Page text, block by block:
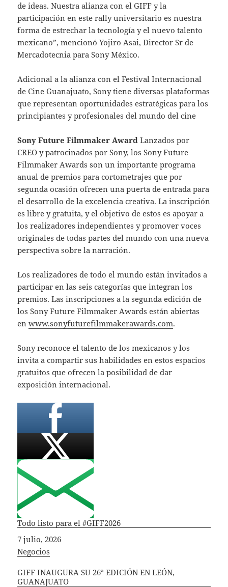
de ideas. Nuestra alianza con el GIFF y la
participación en este rally universitario es nuestra
forma de estrechar la tecnología y el nuevo talento
mexicano”, mencionó Yojiro Asai, Director Sr de
Mercadotecnia para Sony México.
Adicional a la alianza con el Festival Internacional
de Cine Guanajuato, Sony tiene diversas plataformas
que representan oportunidades estratégicas para los
principiantes y profesionales del mundo del cine
Sony Future Filmmaker AwardLanzados por
CREO y patrocinados por Sony, los Sony Future
Filmmaker Awards son un importante programa
anual de premios para cortometrajes que por
segunda ocasión ofrecen una puerta de entrada para
el desarrollo de la excelencia creativa. La inscripción
es libre y gratuita, y el objetivo de estos es apoyar a
los realizadores independientes y promover voces
originales de todas partes del mundo con una nueva
perspectiva sobre la narración.
Los realizadores de todo el mundo están invitados a
participar en las seis categorías que integran los
premios. Las inscripciones a la segunda edición de
los Sony Future Filmmaker Awards están abiertas
enwww.sonyfuturefilmmakerawards.com.
Sony reconoce el talento de los mexicanos y los
invita a compartir sus habilidades en estos espacios
gratuitos que ofrecen la posibilidad de dar
exposición internacional.
Todo listo para el #GIFF2026
Fecha
7 julio, 2026
In relation to
Negocios
GIFF INAUGURA SU 26ª EDICIÓN EN LEÓN,
GUANAJUATO